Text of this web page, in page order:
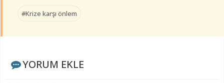
#Krize karşı önlem
YORUM EKLE